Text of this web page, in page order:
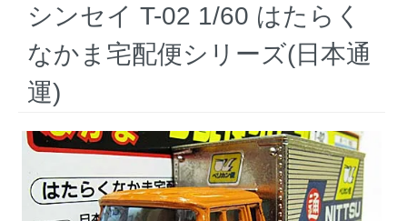
シンセイ T-02 1/60 はたらく
なかま宅配便シリーズ(日本通
運)